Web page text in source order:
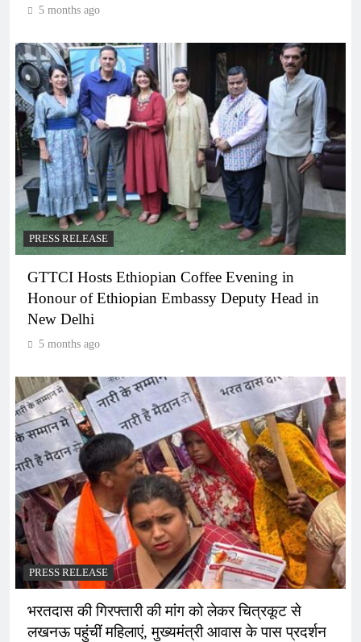
5 months ago
PRESS RELEASE
GTTCI Hosts Ethiopian Coffee Evening in
Honour of Ethiopian Embassy Deputy Head in
New Delhi
5 months ago
PRESS RELEASE
भरतदास की गिरफ्तारी की मांग को लेकर चित्रकूट से
लखनऊ पहुंचीं महिलाएं, मुख्यमंत्री आवास के पास प्रदर्शन